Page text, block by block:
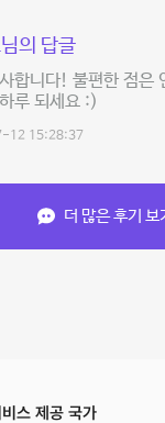
의 답글
합니다! 불편한 점은
루 되세요 :)
12 15:28:37
더 많은 후기 보
스 제공 국가